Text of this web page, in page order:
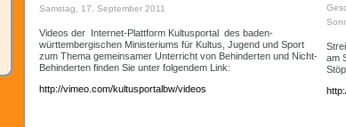
Samstag, 17. September 2011
Videos der Internet-Plattform Kultusportal des baden-
württembergischen Ministeriums für Kultus, Jugend und Sport
zum Thema gemeinsamer Unterricht von Behinderten und Nicht-
Behinderten finden Sie unter folgendem Link:
http://vimeo.com/kultusportalbw/videos
am